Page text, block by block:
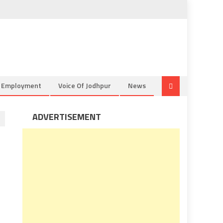
Voice Of Jodhpur News
ADVERTISEMENT